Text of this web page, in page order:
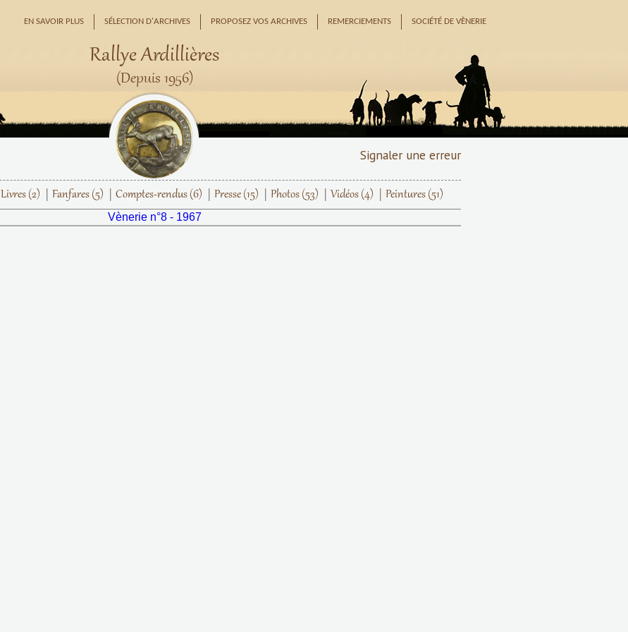
EN SAVOIR PLUS SÉLECTION D'ARCHIVES PROPOSEZ VOS ARCHIVES REMERCIEMENTS SOCIÉTÉ DE VÈNERIE
Rallye Ardillières
(Depuis 1956)
Signaler une erreur
Livres (2) Fanfares (5) Comptes-rendus (6) Presse (15) Photos (53) Vidéos (4) Peintures (51)
Vènerie n°8 - 1967